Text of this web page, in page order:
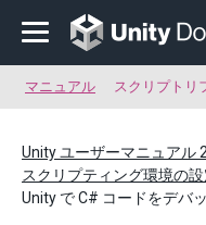
マニュアル スクリプトリ
Unity ユーザーマニュアル
スクリプティング環境の設
Unity で C# コードをデバ